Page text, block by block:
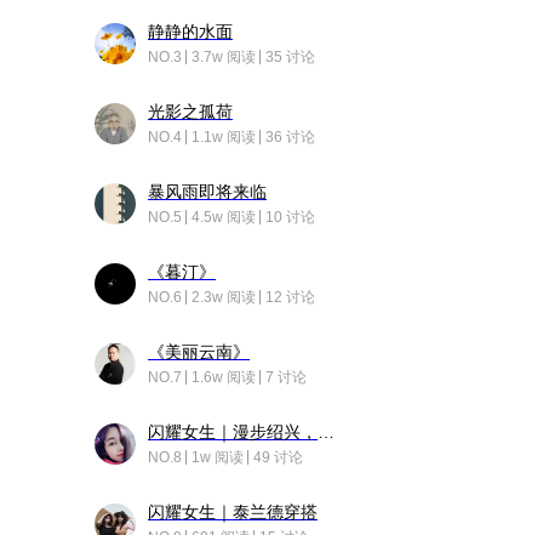
静静的水面
NO.3 3.7w 阅读 35 讨论
光影之孤荷
NO.4 1.1w 阅读 36 讨论
暴风雨即将来临
NO.5 4.5w 阅读 10 讨论
《暮汀》
NO.6 2.3w 阅读 12 讨论
《美丽云南》
NO.7 1.6w 阅读 7 讨论
NO.8 1w 阅读 49 讨论
闪耀女生｜泰兰德穿搭